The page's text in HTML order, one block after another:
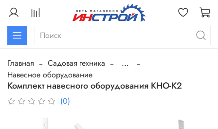
Главная Садовая техника
...
Навесное оборудование
Комплект навесного оборудования КНО-К2
(0)